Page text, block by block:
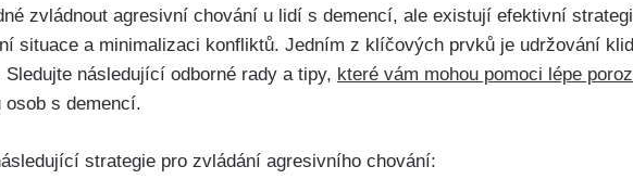
zvládnout agresivní chování u lidí s demencí, ale existují efektivní
situace a minimalizaci konfliktů. Jedním z klíčových prvků je udržování
následující odborné rady a tipy, které vám mohou pomoci lépe
osob s demencí.
strategie pro zvládání agresivního chování: